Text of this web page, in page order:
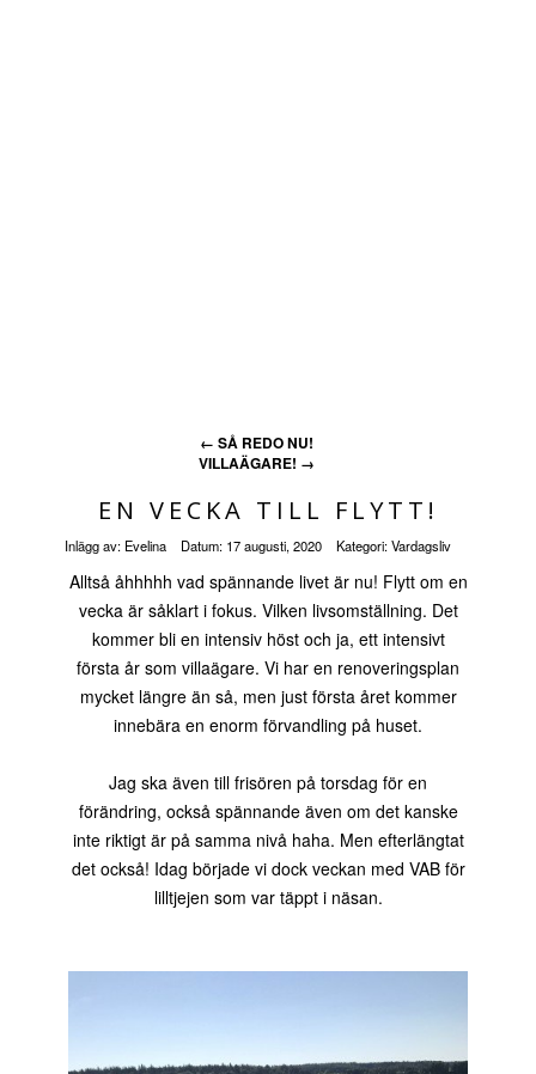
← SÅ REDO NU!
VILLAÄGARE! →
EN VECKA TILL FLYTT!
Inlägg av: Evelina Datum: 17 augusti, 2020 Kategori:Vardagsliv
Alltså åhhhhh vad spännande livet är nu! Flytt om en
vecka är såklart i fokus. Vilken livsomställning. Det
kommer bli en intensiv höst och ja, ett intensivt
första år som villaägare. Vi har en renoveringsplan
mycket längre än så, men just första året kommer
innebära en enorm förvandling på huset.
Jag ska även till frisören på torsdag för en
förändring, också spännande även om det kanske
inte riktigt är på samma nivå haha. Men efterlängtat
det också! Idag började vi dock veckan med VAB för
lilltjejen som var täppt i näsan.